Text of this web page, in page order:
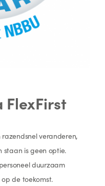
FlexFirst
veranderen,
staan is geen optie.
duurzaam
de toekomst.